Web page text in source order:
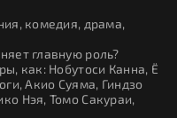
комедия, драма,
главную роль?
как: Нобутоси Канна, Ё
Акио Суяма, Гиндзо
Нэя, Томо Сакураи,